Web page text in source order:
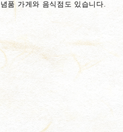
품 가게와 음식점도 있습니다.